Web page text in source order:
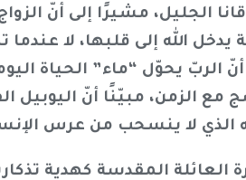
الجليل، مشيرًا إلى أنّ
الله إلى قلبها، لا عندما
الربّ يحوّل “ماء” الحياة
مع الزمن، مبيّنًا أنّ اليوبيل
الذي لا ينسحب من عرس
المقدسة كهدية